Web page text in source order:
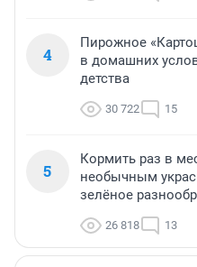
4
Пирожное
в домашних
детства
30 722 15
5
Кормить раз в
необычным
зелёное
26 818 13